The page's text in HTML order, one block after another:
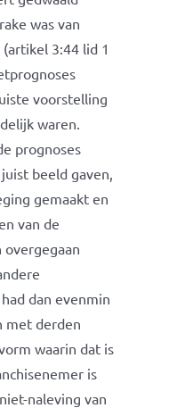
was van
3:44 lid 1
voorstelling
waren.
prognoses
beeld gaven,
gemaakt en
van de
overgegaan
dan evenmin
met derden
waarin dat is
is
naleving van